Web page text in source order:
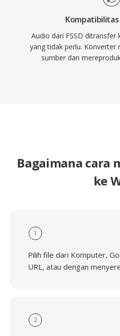
Kompatibilitas
Audio dari FSSD ditransfer
yang tidak perlu.
sumber dan
Bagaimana cara
ke
1
Pilih file dari Komputer,
URL, atau dengan
2